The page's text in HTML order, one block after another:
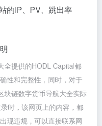
的IP、PV、跳出率
全提供的HODL Capital都
性和完整性，同时，对于
块链数字货币导航大全实际
时，该网页上的内容，都
现违规，可以直接联系网